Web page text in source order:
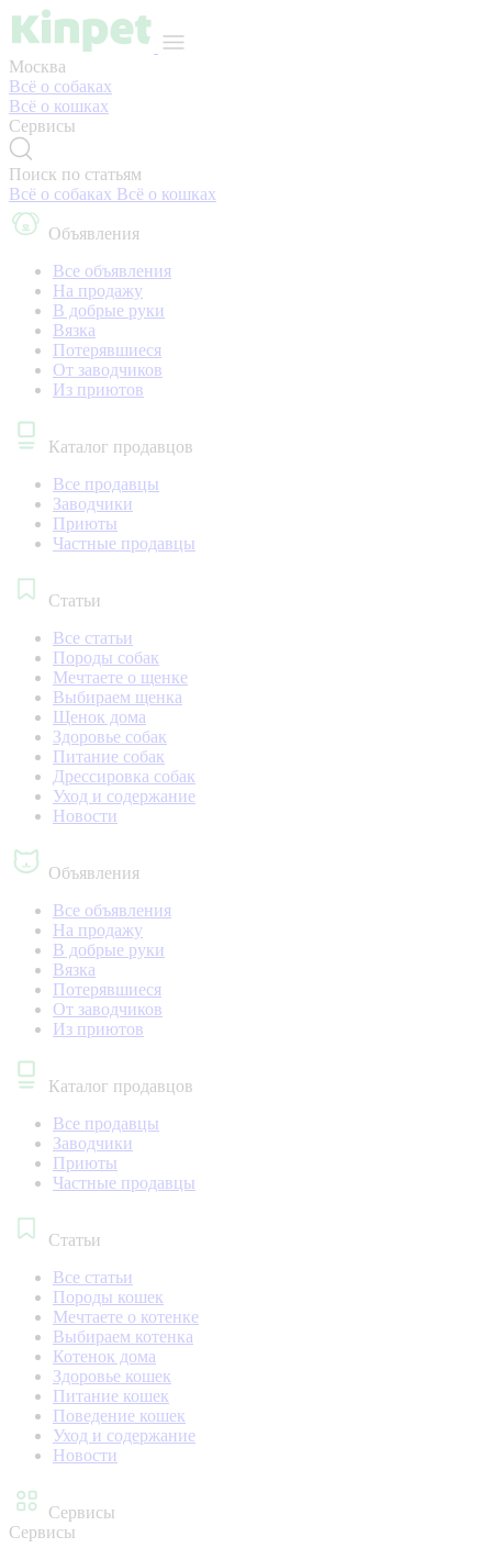
Москва
Всё о собаках
Всё о кошках
Сервисы
Поиск по статьям
Всё о собаках Всё о кошках
Объявления
Все объявления
На продажу
В добрые руки
Вязка
Потерявшиеся
От заводчиков
Из приютов
Каталог продавцов
Все продавцы
Заводчики
Приюты
Частные продавцы
Статьи
Все статьи
Породы собак
Мечтаете о щенке
Выбираем щенка
Щенок дома
Здоровье собак
Питание собак
Дрессировка собак
Уход и содержание
Новости
Объявления
Все объявления
На продажу
В добрые руки
Вязка
Потерявшиеся
От заводчиков
Из приютов
Каталог продавцов
Все продавцы
Заводчики
Приюты
Частные продавцы
Статьи
Все статьи
Породы кошек
Мечтаете о котенке
Выбираем котенка
Котенок дома
Здоровье кошек
Питание кошек
Поведение кошек
Уход и содержание
Новости
Сервисы
Сервисы